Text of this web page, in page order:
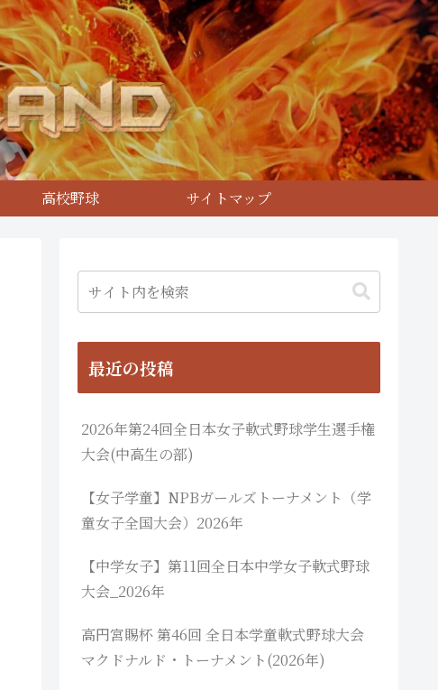
高校野球 サイトマップ
最近の投稿
2026年第24回全日本女子軟式野球学生選手権
大会(中高生の部)
【女子学童】NPBガールズトーナメント（学
童女子全国大会）2026年
【中学女子】第11回全日本中学女子軟式野球
大会_2026年
高円宮賜杯 第46回 全日本学童軟式野球大会
マクドナルド・トーナメント(2026年)